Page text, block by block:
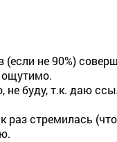
(если не 90%)
не буду, т.к. даю
стремилась